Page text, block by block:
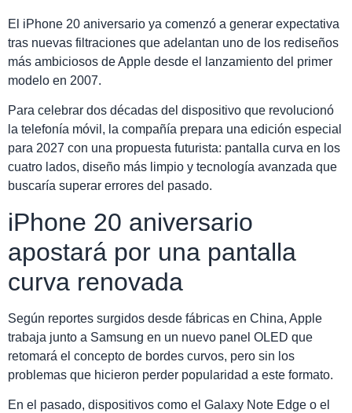
El iPhone 20 aniversario ya comenzó a generar expectativa
tras nuevas filtraciones que adelantan uno de los rediseños
más ambiciosos de Apple desde el lanzamiento del primer
modelo en 2007.
Para celebrar dos décadas del dispositivo que revolucionó
la telefonía móvil, la compañía prepara una edición especial
para 2027 con una propuesta futurista: pantalla curva en los
cuatro lados, diseño más limpio y tecnología avanzada que
buscaría superar errores del pasado.
iPhone 20 aniversario
apostará por una pantalla
curva renovada
Según reportes surgidos desde fábricas en China, Apple
trabaja junto a Samsung en un nuevo panel OLED que
retomará el concepto de bordes curvos, pero sin los
problemas que hicieron perder popularidad a este formato.
En el pasado, dispositivos como el Galaxy Note Edge o el